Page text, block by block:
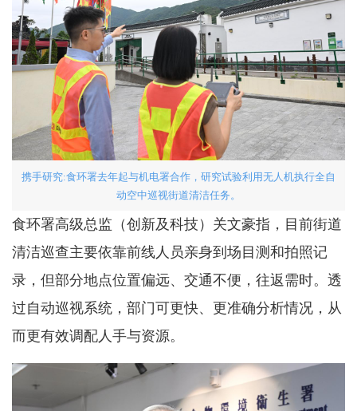
携手研究:食环署去年起与机电署合作，研究试验利用无人机执行全自
动空中巡视街道清洁任务。
食环署高级总监（创新及科技）关文豪指，目前街道
清洁巡查主要依靠前线人员亲身到场目测和拍照记
录，但部分地点位置偏远、交通不便，往返需时。透
过自动巡视系统，部门可更快、更准确分析情况，从
而更有效调配人手与资源。